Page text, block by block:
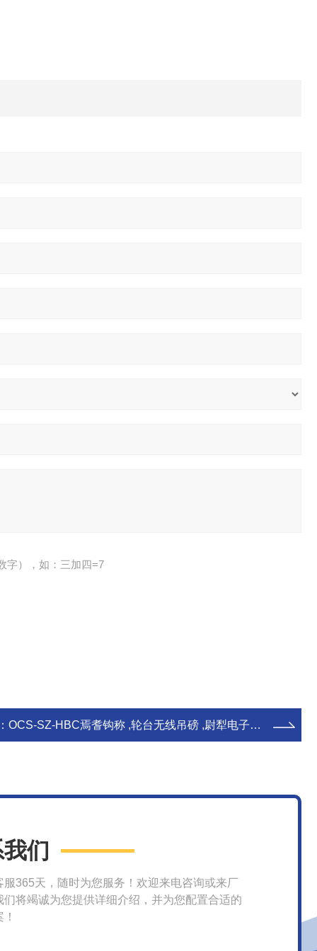
字），如：三加四=7
OCS-SZ-HBC焉耆钩称 ,轮台无线吊磅 ,尉犁电子吊钩秤
们
服365天，随时为您服务！欢迎来电咨询或来厂
们将竭诚为您提供详细介绍，并为您配置合适的